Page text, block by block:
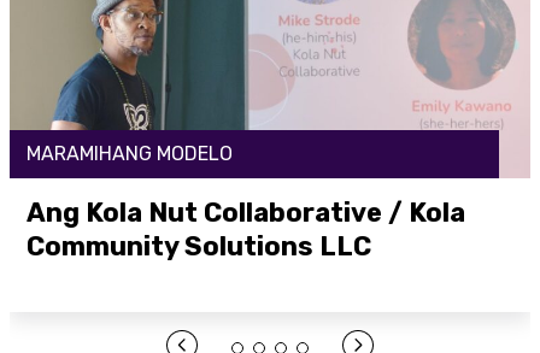
MARAMIHANG MODELO
Ang Kola Nut Collaborative / Kola
Community Solutions LLC